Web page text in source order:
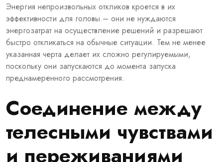
Энергия непроизвольных откликов кроется в их
эффективности для головы – они не нуждаются
энергозатрат на осуществление решений и разрешают
быстро откликаться на обычные ситуации. Тем не менее
указанная черта делает их сложно регулируемыми,
поскольку они запускаются до момента запуска
преднамеренного рассмотрения.
Соединение между
телесными чувствами
и переживаниями